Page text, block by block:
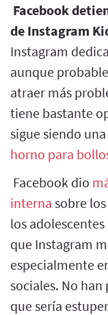
Facebook
de Instagram
Instagram
aunque
atraer más
tiene bastante
sigue siendo
horno para
Facebook dio
interna sobre
los
que Instagram
especialmente
sociales. No
que sería